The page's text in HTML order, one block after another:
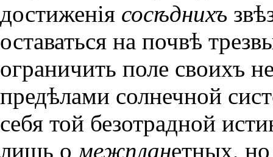
достиженiя сосѣднихъ
оставаться на почвѣ
ограничить поле своихъ
предѣлами солнечной
себя той безотрадной
лишь о межпланетных,